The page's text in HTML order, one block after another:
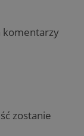
komentarzy
zostanie